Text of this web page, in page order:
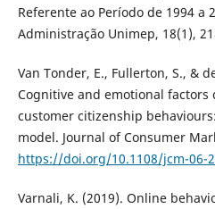
Referente ao Período de 1994 a
Administração Unimep, 18(1),
Van Tonder, E., Fullerton, S., &
Cognitive and emotional
customer citizenship
model. Journal of Consumer
https://doi.org/10.1108/jcm-06-
Varnali, K. (2019). Online